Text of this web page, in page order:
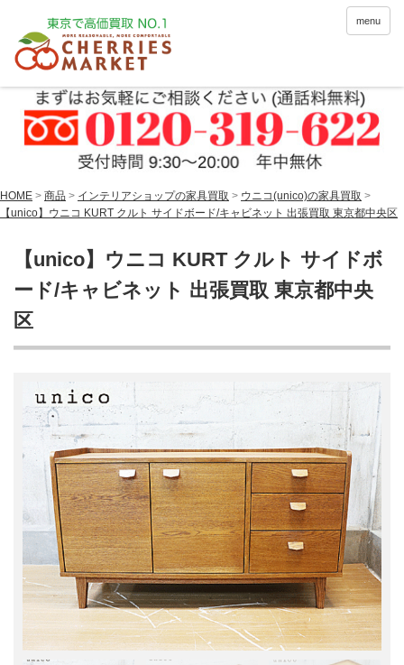
menu
HOME > 商品 > インテリアショップの家具買取 > ウニコ(unico)の家具買取 >
【unico】ウニコ KURT クルト サイドボード/キャビネット 出張買取 東京都中央区
【unico】ウニコ KURT クルト サイドボ
ード/キャビネット 出張買取 東京都中央
区